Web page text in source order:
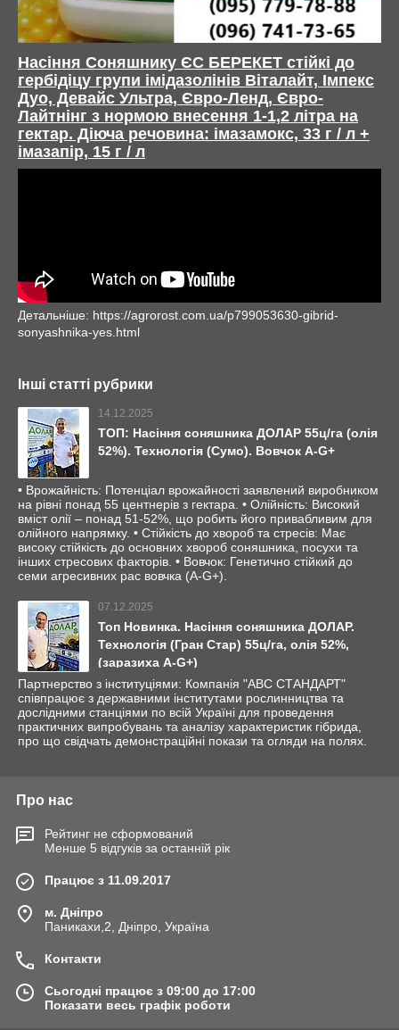
Насіння Соняшнику ЄС БЕРЕКЕТ стійкі до
гербідіцу групи імідазолінів Віталайт, Імпекс
Дуо, Девайс Ультра, Євро-Ленд, Євро-
Лайтнінг з нормою внесення 1-1,2 літра на
гектар. Діюча речовина: імазамокс, 33 г / л +
імазапір, 15 г / л
Детальніше: https://agrorost.com.ua/p799053630-gibrid-
sonyashnika-yes.html
Інші статті рубрики
14.12.2025
ТОП: Насіння соняшника ДОЛАР 55ц/га (олія
52%). Технологія (Сумо). Вовчок A-G+
• Врожайність: Потенціал врожайності заявлений виробником
на рівні понад 55 центнерів з гектара. • Олійність: Високий
вміст олії – понад 51-52%, що робить його привабливим для
олійного напрямку. • Стійкість до хвороб та стресів: Має
високу стійкість до основних хвороб соняшника, посухи та
інших стресових факторів. • Вовчок: Генетично стійкий до
семи агресивних рас вовчка (A-G+).
07.12.2025
Топ Новинка. Насіння соняшника ДОЛАР.
Технологія (Гран Стар) 55ц/га, олія 52%,
(заразиха A-G+)
Партнерство з інституціями: Компанія "АВС СТАНДАРТ"
співпрацює з державними інститутами рослинництва та
дослідними станціями по всій Україні для проведення
практичних випробувань та аналізу характеристик гібрида,
про що свідчать демонстраційні покази та огляди на полях.
Про нас
Рейтинг не сформований
Менше 5 відгуків за останній рік
Працює з 11.09.2017
м. Дніпро
Паникахи,2, Дніпро, Україна
Контакти
Сьогодні працює з 09:00 до 17:00
Показати весь графік роботи